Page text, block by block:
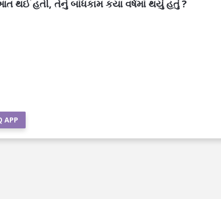
થઈ હતી, તેનું બાંધકામ કયા વર્ષમાં થયું હતું ?
APP